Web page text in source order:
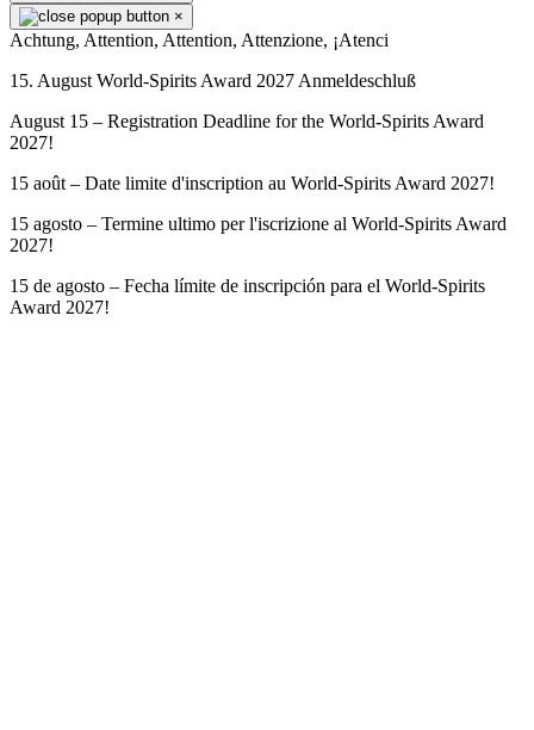
×
Achtung, Attention, Attention, Attenzione, ¡Atenci
15. August World-Spirits Award 2027 Anmeldeschluß
August 15 – Registration Deadline for the World-Spirits Award
2027!
15 août – Date limite d'inscription au World-Spirits Award 2027!
15 agosto – Termine ultimo per l'iscrizione al World-Spirits Award
2027!
15 de agosto – Fecha límite de inscripción para el World-Spirits
Award 2027!